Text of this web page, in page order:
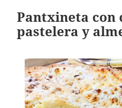
Pantxineta con
pastelera y